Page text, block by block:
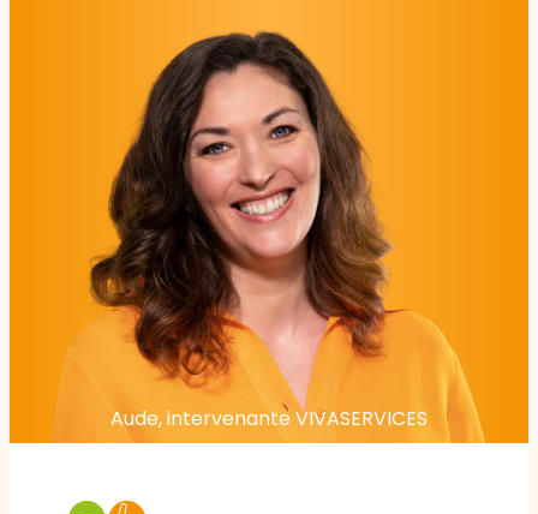
Aude, intervenante VIVASERVICES